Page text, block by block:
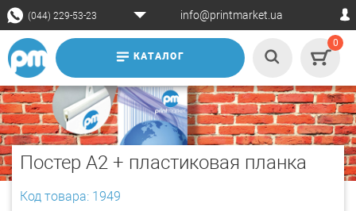
(044) 229-53-23 info@printmarket.ua
КАТАЛОГ
0
Постер А2 + пластиковая планка
Код товара: 1949